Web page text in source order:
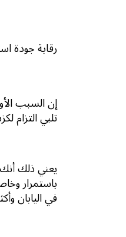
رقابة جودة
إن السبب
تلبي التزام
يعني ذلك
باستمرار
في اليابان